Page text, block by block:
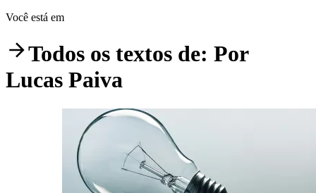
Você está em
Todos os textos de: Por
Lucas Paiva